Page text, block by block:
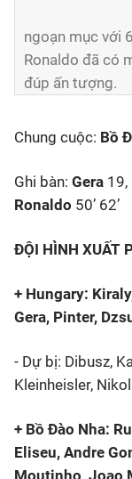
ngoạn mục với
Ronaldo đã có
đúp ấn tượng.
Chung cuộc: Bồ
Ghi bàn: Gera 19,
Ronaldo 50’ 62’
ĐỘI HÌNH XUẤT
+ Hungary:
Gera, Pinter,
- Dự bị: Dibusz,
Kleinheisler,
+ Bồ Đào Nha:
Eliseu, Andre
Moutinho, Joao